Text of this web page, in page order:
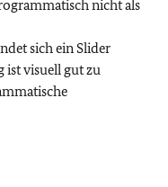
nicht als
sich ein Slider
ist visuell gut zu